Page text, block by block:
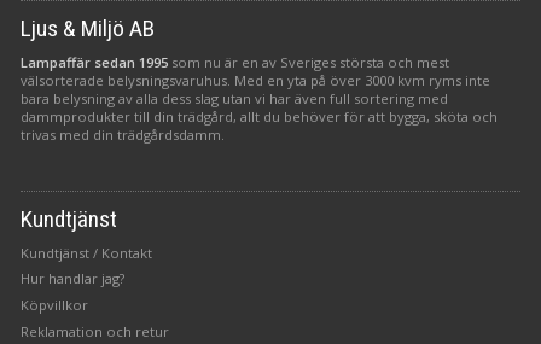
Ljus & Miljö AB
Lampaffär sedan 1995 som nu är en av Sveriges största och mest
välsorterade belysningsvaruhus. Med en yta på över 3000 kvm ryms inte
bara belysning av alla dess slag utan vi har även full sortering med
dammprodukter till din trädgård, allt du behöver för att bygga, sköta och
trivas med din trädgårdsdamm.
Kundtjänst
Kundtjänst / Kontakt
Hur handlar jag?
Köpvillkor
Reklamation och retur